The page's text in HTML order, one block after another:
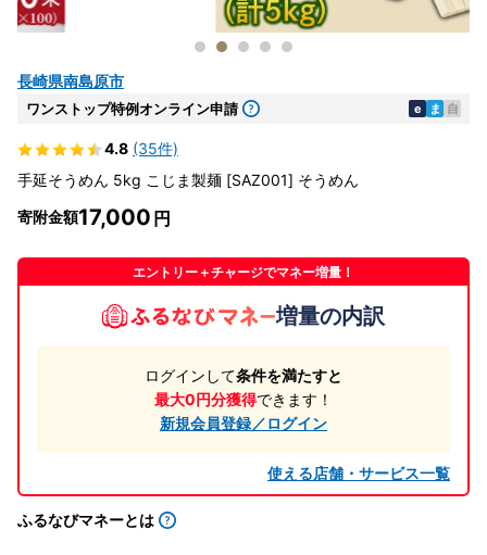
長崎県南島原市
ワンストップ特例オンライン申請 e ま 自
4.8 (35件)
手延そうめん 5kg こじま製麺 [SAZ001] そうめん
寄附金額17,000
エントリー＋チャージでマネー増量！
増量の内訳
ログインして条件を満たすと
最大0円分獲得できます！
新規会員登録／ログイン
使える店舗・サービス一覧
ふるなびマネーとは